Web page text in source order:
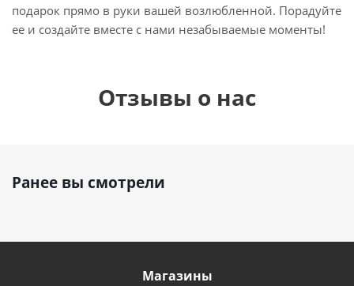
подарок прямо в руки вашей возлюбленной. Порадуйте
ее и создайте вместе с нами незабываемые моменты!
Отзывы о нас
Ранее вы смотрели
Магазины